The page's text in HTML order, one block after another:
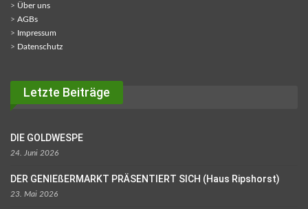
> Über uns
> AGBs
> Impressum
> Datenschutz
Letzte Beiträge
DIE GOLDWESPE
24. Juni 2026
DER GENIEßERMARKT PRÄSENTIERT SICH (Haus Ripshorst)
23. Mai 2026